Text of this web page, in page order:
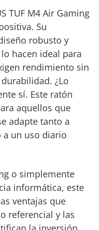
TUF M4 Air Gaming
Su
robusto y
hacen ideal para
rendimiento sin
¿Lo
sí. Este ratón
aquellos que
adapte tanto a
un uso diario
o simplemente
informática, este
ventajas que
referencial y las